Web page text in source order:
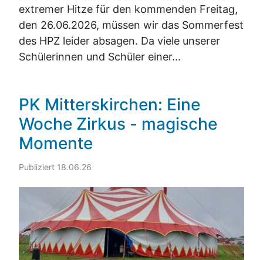
extremer Hitze für den kommenden Freitag,
den 26.06.2026, müssen wir das Sommerfest
des HPZ leider absagen. Da viele unserer
Schülerinnen und Schüler einer...
PK Mitterskirchen: Eine
Woche Zirkus - magische
Momente
Publiziert 18.06.26